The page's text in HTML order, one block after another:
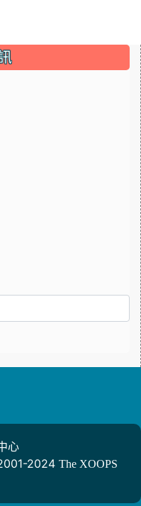
心
2024 The XOOPS